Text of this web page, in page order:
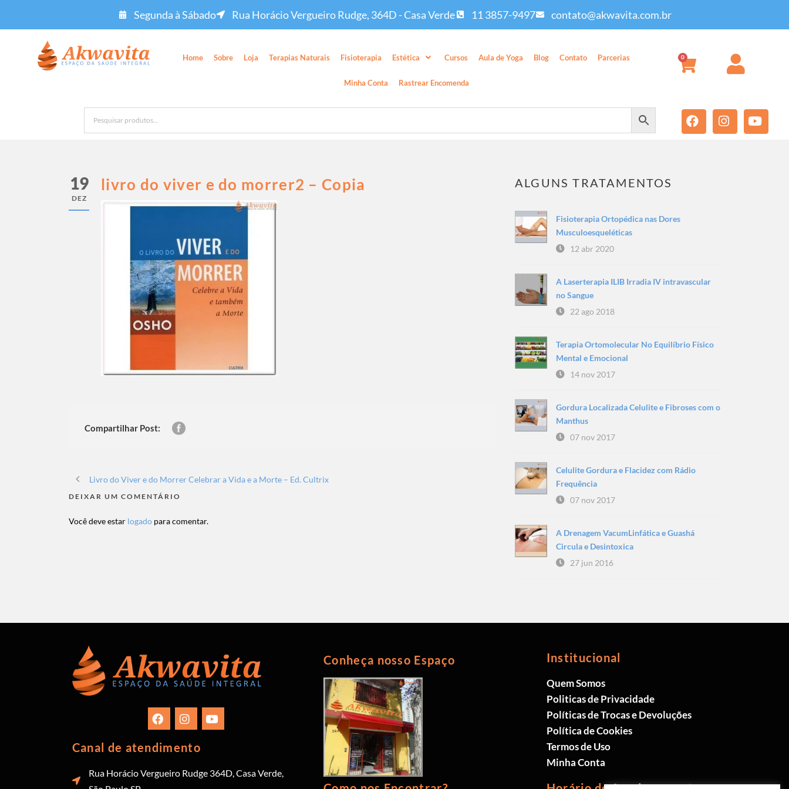
Segunda à Sábado Rua Horácio Vergueiro Rudge, 364D - Casa Verde 11 3857-9497 contato@akwavita.com.br
Home Sobre Loja Terapias Naturais Fisioterapia Estética Cursos Aula de Yoga Blog Contato Parcerias
Minha Conta Rastrear Encomenda
0
19
DEZ
livro do viver e do morrer2 – Copia
Compartilhar Post:
Livro do Viver e do Morrer Celebrar a Vida e a Morte – Ed. Cultrix
DEIXAR UM COMENTÁRIO
Você deve estar logado para comentar.
ALGUNS TRATAMENTOS
Fisioterapia Ortopédica nas Dores
Musculoesqueléticas
12 abr 2020
A Laserterapia ILIB Irradia IV intravascular
no Sangue
22 ago 2018
Terapia Ortomolecular No Equilíbrio Físico
Mental e Emocional
14 nov 2017
Gordura Localizada Celulite e Fibroses com o
Manthus
07 nov 2017
Celulite Gordura e Flacidez com Rádio
Frequência
07 nov 2017
A Drenagem VacumLinfática e Guashá
Circula e Desintoxica
27 jun 2016
Canal de atendimento
Rua Horácio Vergueiro Rudge 364D, Casa Verde,
Conheça nosso Espaço Institucional
Quem Somos
Politicas de Privacidade
Políticas de Trocas e Devoluções
Política de Cookies
Termos de Uso
Minha Conta